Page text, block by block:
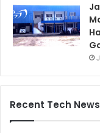
Recent Tech News